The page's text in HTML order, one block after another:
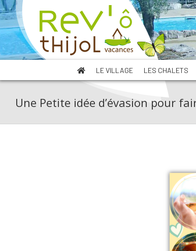
Skip
to
content
LE VILLAGE LES CHALETS
Une Petite idée d’évasion pour